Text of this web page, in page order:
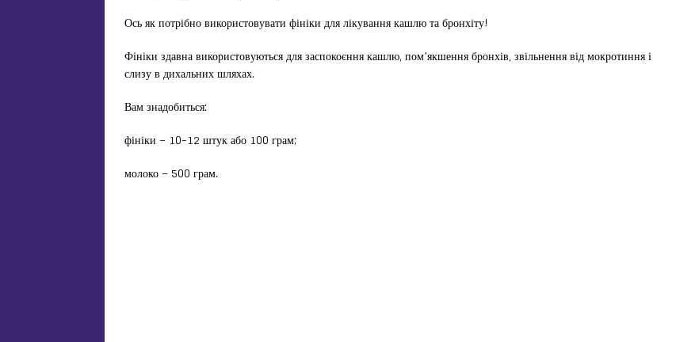
Ось як потрібно використовувати фініки для лікування кашлю та бронхіту!
Фініки здавна використовуються для заспокоєння кашлю, пом’якшення бронхів, звільнення від мокротиння і
слизу в дихальних шляхах.
Вам знадобиться:
фініки – 10-12 штук або 100 грам;
молоко – 500 грам.